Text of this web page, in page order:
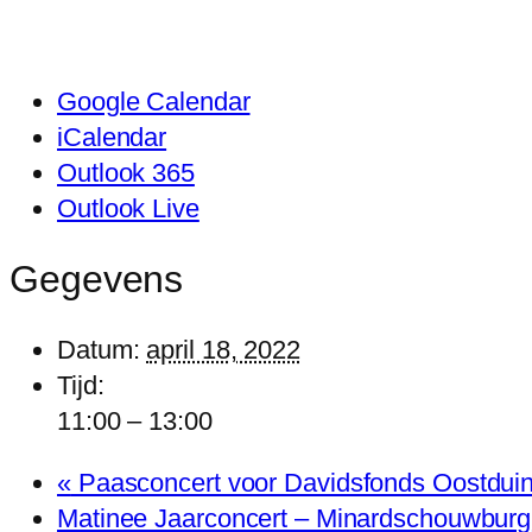
Google Calendar
iCalendar
Outlook 365
Outlook Live
Gegevens
Datum: april 18, 2022
Tijd:
11:00 – 13:00
«Paasconcert voor Davidsfonds
Matinee Jaarconcert – Minardschouwburg